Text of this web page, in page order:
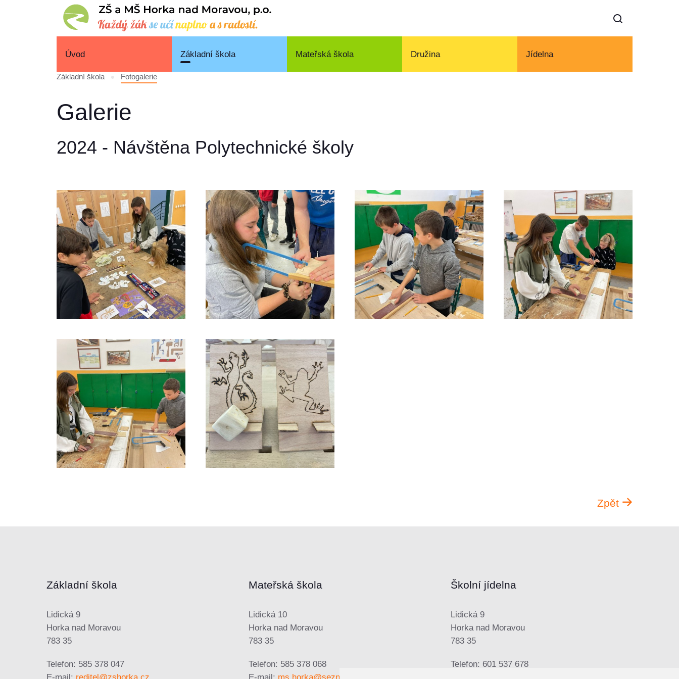
Úvod Základní škola Mateřská škola Družina Jídelna
Základní škola Fotogalerie
Galerie
2024 - Návštěna Polytechnické školy
Zpět
Základní škola
Lidická 9
Horka nad Moravou
783 35
Telefon: 585 378 047
Mateřská škola
Lidická 10
Horka nad Moravou
783 35
Telefon: 585 378 068
Školní jídelna
Lidická 9
Horka nad Moravou
783 35
Telefon: 601 537 678